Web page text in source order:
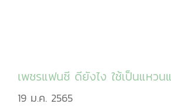
เพชรแฟนซี ดียังไง ใช้เป็นแหวน
19 ม.ค. 2565